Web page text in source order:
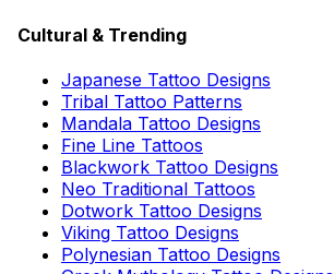
Cultural & Trending
Japanese Tattoo Designs
Tribal Tattoo Patterns
Mandala Tattoo Designs
Fine Line Tattoos
Blackwork Tattoo Designs
Neo Traditional Tattoos
Dotwork Tattoo Designs
Viking Tattoo Designs
Polynesian Tattoo Designs